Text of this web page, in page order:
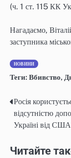
(ч. 1 ст. 115 КК
Нагадаємо,
заступника
НОВИНИ
Теги: Вбивство,
Post
navigation
Росія
відсутністю
Україні від
Читайте